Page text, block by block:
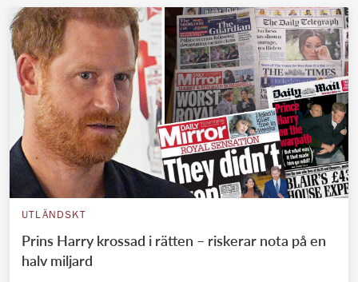
UTLÄNDSKT
Prins Harry krossad i rätten – riskerar nota på en
halv miljard